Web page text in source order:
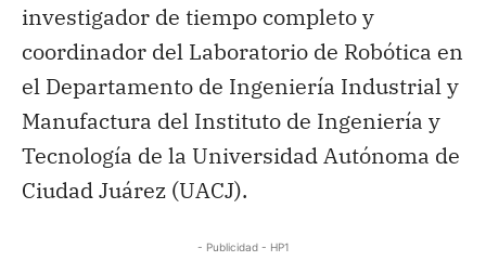
investigador de tiempo completo y
coordinador del Laboratorio de Robótica en
el Departamento de Ingeniería Industrial y
Manufactura del Instituto de Ingeniería y
Tecnología de la Universidad Autónoma de
Ciudad Juárez (UACJ).
- Publicidad - HP1